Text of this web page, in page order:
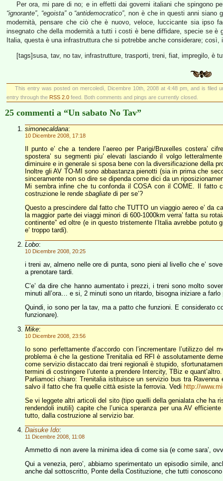
Per ora, mi pare di no; e in effetti dai governi italiani che spingono
“ignorante”, “egoista”o “antidemocratico”, non è che in questi anni siano
modernità, pensare che ciò che è nuovo, veloce, luccicante sia ipso
insegnato che della modernità a tutti i costi è bene diffidare, specie se è
Italia, questa è una infrastruttura che si potrebbe anche considerare;
[tags]susa, tav, no tav, infrastrutture, trasporti, treni, fiat, impregilo, è
This entry was posted on mercoledì, Dicembre 10th, 2008 at 4:48 pm, and is filed
entry through the RSS 2.0 feed. Both comments and pings are currently closed.
25 commenti a “Un sabato No Tav”
simonecaldana:
10 Dicembre 2008, 17:18
Il punto e’ che a tendere l’aereo per Parigi/Bruxelles costera’
spostera’ su segmenti piu’ elevati lasciando il volgo
diminuire e in generale si sposa bene con la diversificazione della
Inoltre gli AV TO-MI sono abbastanza pienotti (sia in prima che
sinceramente non so dire se dipenda come dici da un
Mi sembra infine che tu confonda il COSA con il COME. Il fatto
costruzione le rende sbagliate di per se’?
Questo a prescindere dal fatto che TUTTO un viaggio aereo e’ da
la maggior parte dei viaggi minori di 600-1000km verra’ fatta su
continente” ed oltre (e in questo tristemente l’Italia avrebbe
e’ troppo tardi).
Lobo:
10 Dicembre 2008, 20:25
i treni av, almeno nelle ore di punta, sono pieni al livello che e’
a prenotare tardi.
C’e’ da dire che hanno aumentato i prezzi, i treni sono molto
minuti all’ora… e si, 2 minuti sono un ritardo, bisogna iniziare a farlo
Quindi, io sono per la tav, ma a patto che funzioni. E considerato
funzionare).
Mike:
10 Dicembre 2008, 23:56
Io sono perfettamente d’accordo con l’incrementare l’utilizzo
problema è che la gestione Trenitalia ed RFI è assolutamente
come servizio distaccato dai treni regionali è stupido,
termini di costringere l’utente a prendere Intercity, TBiz e quant’altro.
Parliamoci chiaro: Trenitalia istituisce un servizio bus tra Ravenna
salvo il fatto che fra quelle città esiste la ferrovia. Vedi http://
Se vi leggete altri articoli del sito (tipo quelli della genialata che ha
rendendoli inutili) capite che l’unica speranza per una AV
tutto, dalla costruzione al servizio bar.
Daisuke Ido:
11 Dicembre 2008, 11:08
Ammetto di non avere la minima idea di come sia (e come sara’,
Qui a venezia, pero’, abbiamo sperimentato un episodio simile,
anche dal sottoscritto, Ponte della Costituzione, che tutti